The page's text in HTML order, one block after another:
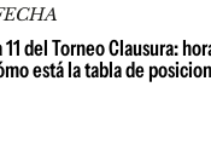
del Torneo Clausura:
está la tabla de